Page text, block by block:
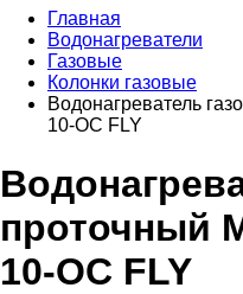
Главная
Водонагреватели
Газовые
Колонки газовые
Водонагреватель
10-OC FLY
проточный
10-OC FLY